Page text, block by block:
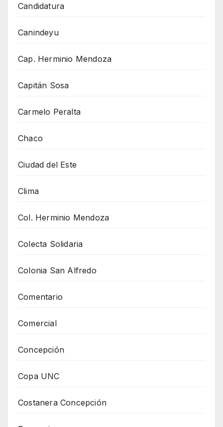
Candidatura
Canindeyu
Cap. Herminio Mendoza
Capitán Sosa
Carmelo Peralta
Chaco
Ciudad del Este
Clima
Col. Herminio Mendoza
Colecta Solidaria
Colonia San Alfredo
Comentario
Comercial
Concepción
Copa UNC
Costanera Concepción